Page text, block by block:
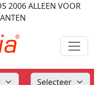
2006ALLEEN VOOR